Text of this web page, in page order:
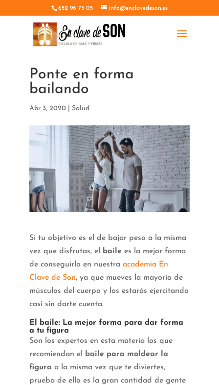
652 96 73 05 info@enclavedeson.es
Ponte en forma
bailando
Abr 3, 2020| Salud
Si tu objetivo es el de bajar peso a la misma
vez que disfrutas, el
bailees la mejor forma
de conseguirlo en nuestra academia En
Clave de Son, ya que mueves la mayoría de
músculos del cuerpo y los estarás ejercitando
casi sin darte cuenta.
El baile: La mejor forma para dar forma
a tu figura
Son los expertos en esta materia los que
recomiendan el
baile para moldear la
figura a la misma vez que te diviertes,
prueba de ello es la gran cantidad de gente